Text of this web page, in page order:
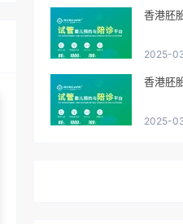
香港胚
2025-
香港胚
2025-